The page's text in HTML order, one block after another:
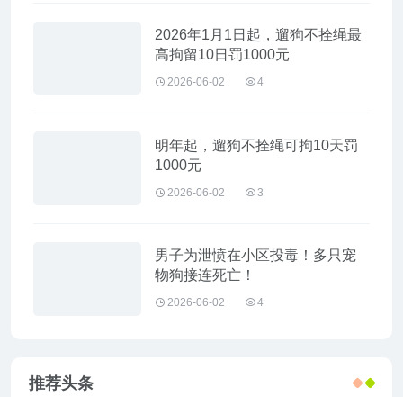
2026年1月1日起，遛狗不拴绳最
高拘留10日罚1000元
2026-06-02 4
明年起，遛狗不拴绳可拘10天罚
1000元
2026-06-02 3
男子为泄愤在小区投毒！多只宠
物狗接连死亡！
2026-06-02 4
推荐头条